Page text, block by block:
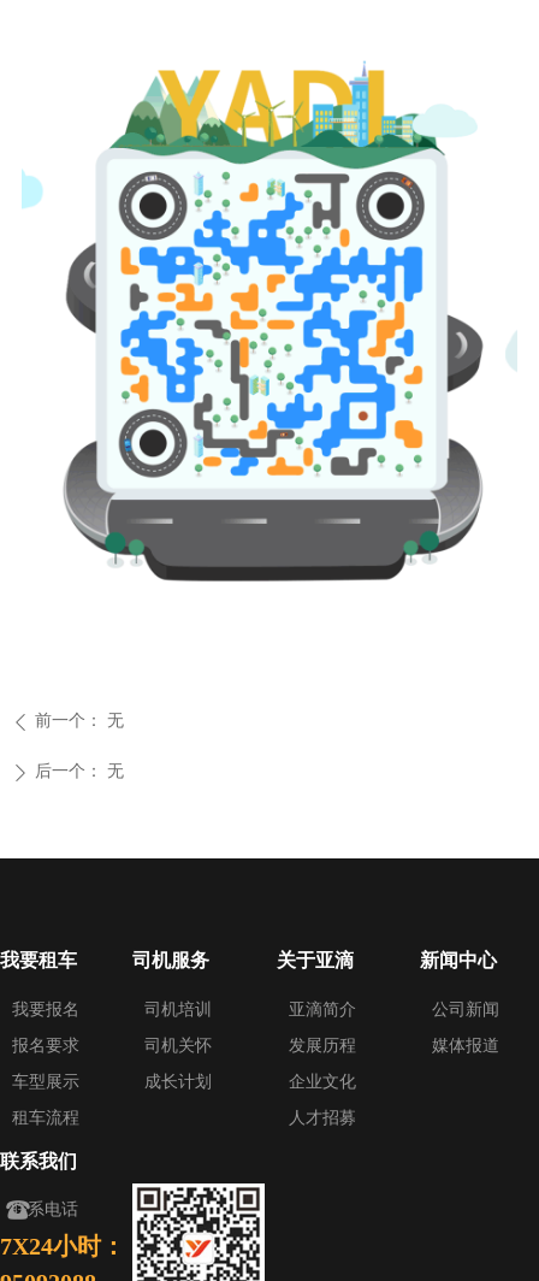
ꄴ 前一个： 无
ꄲ 后一个： 无
我要租车
我要报名
报名要求
车型展示
租车流程
司机培训
司机关怀
成长计划
司机服务
亚滴简介
发展历程
企业文化
人才招募
关于亚滴
公司新闻
媒体报道
新闻中心
뀰
7X24小时：
联系我们
联系电话